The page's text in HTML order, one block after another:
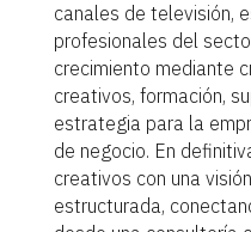
canales de televisión,
profesionales del
crecimiento mediante
creativos, formación,
estrategia para la
de negocio. En
creativos con una
estructurada,